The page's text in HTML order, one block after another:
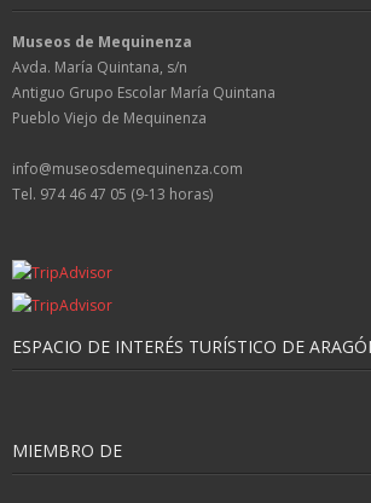
Museos de Mequinenza
Avda. María Quintana, s/n
Antiguo Grupo Escolar María Quintana
Pueblo Viejo de Mequinenza
info@museosdemequinenza.com
Tel. 974 46 47 05 (9-13 horas)
ESPACIO DE INTERÉS TURÍSTICO DE
MIEMBRO DE